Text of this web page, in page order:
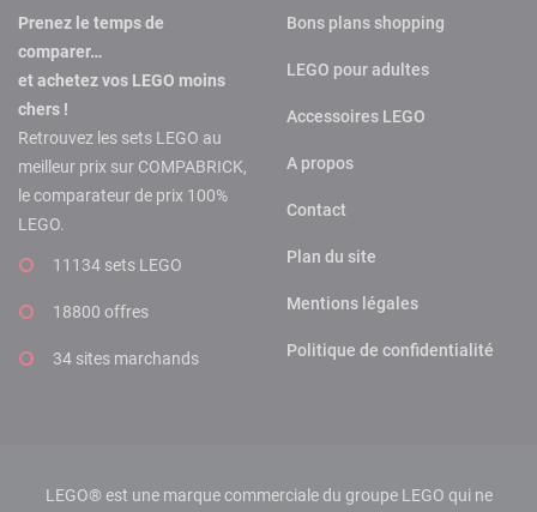
Prenez le temps de
comparer…
et achetez vos LEGO moins
chers !
Retrouvez les sets LEGO au
meilleur prix sur COMPABRICK,
le comparateur de prix 100%
LEGO.
11134 sets LEGO
18800 offres
34 sites marchands
Bons plans shopping
LEGO pour adultes
Accessoires LEGO
A propos
Contact
Plan du site
Mentions légales
Politique de confidentialité
LEGO® est une marque commerciale du groupe LEGO qui ne